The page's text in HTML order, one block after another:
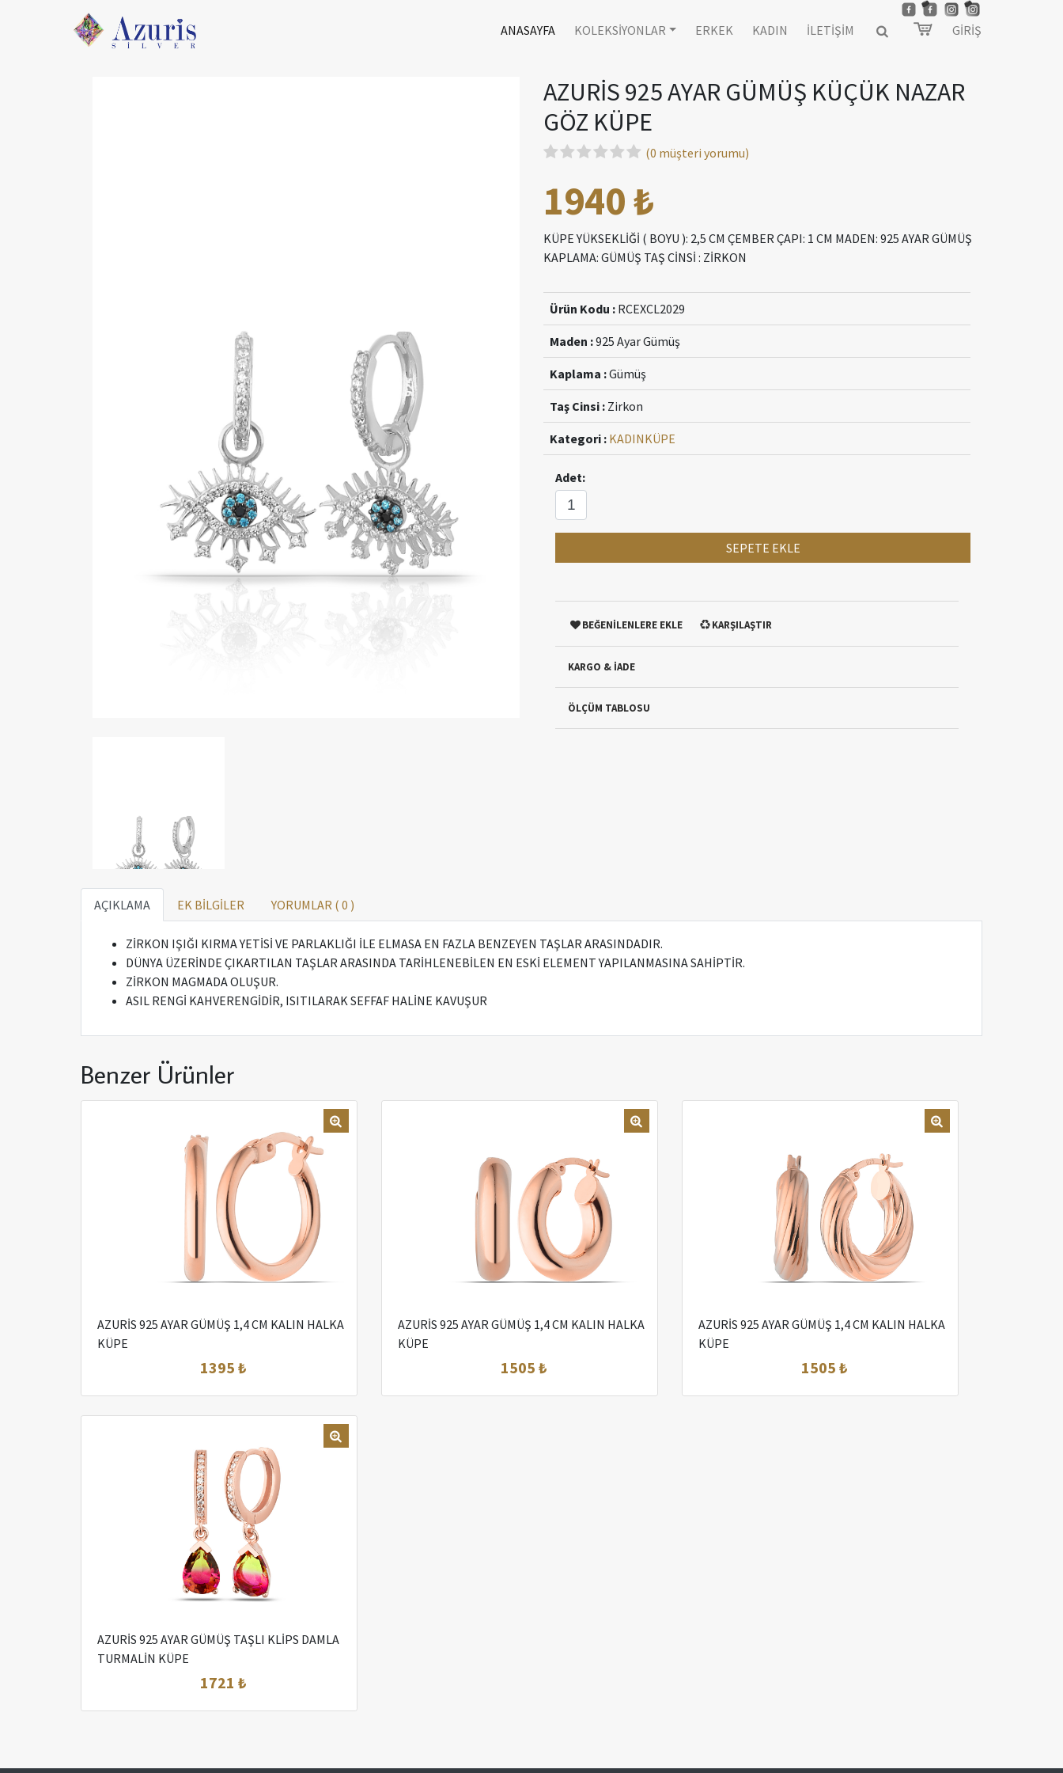
ANASAYFA KOLEKSİYONLAR ERKEK KADIN İLETİŞİM GİRİŞ
AZURİS 925 AYAR GÜMÜŞ KÜÇÜK NAZAR
GÖZ KÜPE
(0 müşteri yorumu)
1940 ₺
KÜPE YÜKSEKLİĞİ ( BOYU ): 2,5 CM ÇEMBER ÇAPI: 1 CM MADEN: 925 AYAR GÜMÜŞ
KAPLAMA: GÜMÜŞ TAŞ CİNSİ : ZİRKON
Ürün Kodu : RCEXCL2029
Maden :925 Ayar Gümüş
Kaplama :Gümüş
Taş Cinsi : Zirkon
Kategori : KADINKÜPE
Adet:
SEPETE EKLE
BEĞENİLENLERE EKLE KARŞILAŞTIR
KARGO & İADE
ÖLÇÜM TABLOSU
AÇIKLAMA EK BİLGİLER YORUMLAR ( 0 )
ZİRKON IŞIĞI KIRMA YETİSİ VE PARLAKLIĞI İLE ELMASA EN FAZLA BENZEYEN TAŞLAR ARASINDADIR.
DÜNYA ÜZERİNDE ÇIKARTILAN TAŞLAR ARASINDA TARİHLENEBİLEN EN ESKİ ELEMENT YAPILANMASINA SAHİPTİR.
ZİRKON MAGMADA OLUŞUR.
ASIL RENGİ KAHVERENGİDİR, ISITILARAK SEFFAF HALİNE KAVUŞUR
Benzer Ürünler
AZURİS 925 AYAR GÜMÜŞ 1,4 CM KALIN HALKA
KÜPE
1395 ₺
AZURİS 925 AYAR GÜMÜŞ 1,4 CM KALIN HALKA
KÜPE
1505 ₺
AZURİS 925 AYAR GÜMÜŞ 1,4 CM KALIN HALKA
KÜPE
1505 ₺
AZURİS 925 AYAR GÜMÜŞ TAŞLI KLİPS DAMLA
TURMALİN KÜPE
1721 ₺